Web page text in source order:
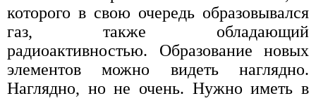
которого в свою очередь образовывался
газ, также обладающий
радиоактивностью. Образование новых
элементов можно видеть наглядно.
Наглядно, но не очень. Нужно иметь в